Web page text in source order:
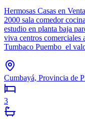
Hermosas Casas en
2000 sala comedor
estudio en planta baja
viva centros comerciales
Tumbaco Puembo el
Cumbayá, Provincia de
3